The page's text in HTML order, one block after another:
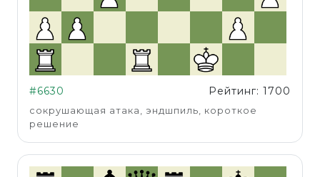
#6630 Рейтинг: 1700
сокрушающая атака, эндшпиль, короткое
решение